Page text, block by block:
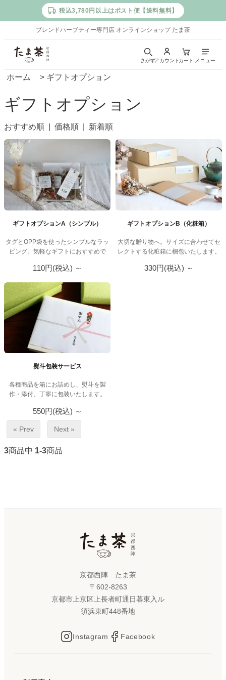
税込3,780円以上はポスト便【送料無料】
ブレンドハーブティー専門店 オンラインショップ たま茶
ま
｜
西
陣
ブ
レ
ン
ド
ハ
ブ
テ
ィ
門
さがすアカウントカート メニュー
ホーム > ギフトオプション
ギフトオプション
おすすめ順 | 価格順 新着順
ギフトオプションA（シンプル）
タグとOPP袋を使ったシンプルなラッ
ピング。気軽なギフトにおすすめで
110円(税込) ～
ギフトオプションB（化粧箱）
大切な贈り物へ。サイズに合わせてセ
レクトする化粧箱に梱包いたします。
330円(税込) ～
熨斗包装サービス
各種商品を箱にお詰めし、熨斗を製
作・添付、丁寧に包装いたします。
550円(税込) ～
« Prev Next »
3商品中 1-3商品
京都西陣 たま茶
〒602-8263
京都市上京区上長者町通日暮東入ル
須浜東町448番地
Instagram Facebook